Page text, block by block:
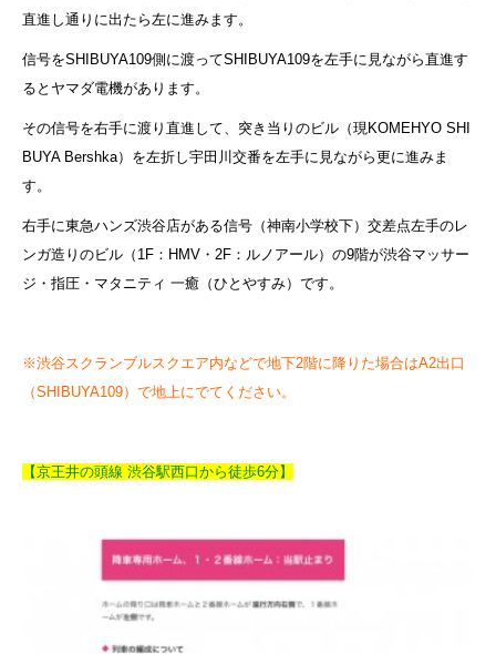
直進し通りに出たら左に進みます。
信号をSHIBUYA109側に渡ってSHIBUYA109を左手に見ながら直進す
るとヤマダ電機があります。
その信号を右手に渡り直進して、突き当りのビル（現KOMEHYO SHI
BUYA Bershka）を左折し宇田川交番を左手に見ながら更に進みま
す。
右手に東急ハンズ渋谷店がある信号（神南小学校下）交差点左手のレ
ンガ造りのビル（1F：HMV・2F：ルノアール）の9階が渋谷マッサー
ジ・指圧・マタニティ 一癒（ひとやすみ）です。
※渋谷スクランブルスクエア内などで地下2階に降りた場合はA2出口
（SHIBUYA109）で地上にでてください。
【京王井の頭線 渋谷駅西口から徒歩6分】